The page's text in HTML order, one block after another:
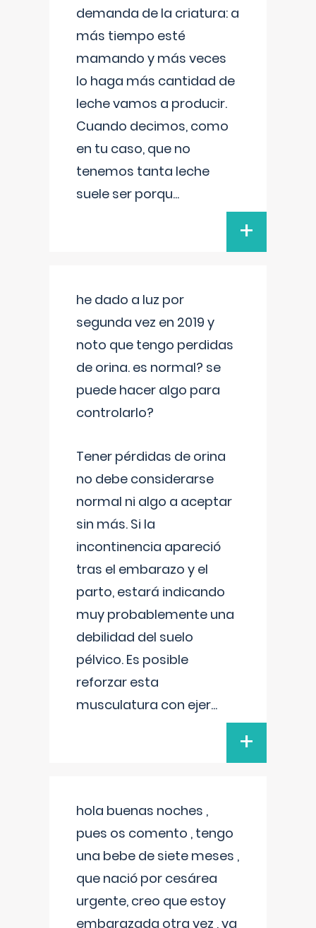
demanda de la criatura: a
más tiempo esté
mamando y más veces
lo haga más cantidad de
leche vamos a producir.
Cuando decimos, como
en tu caso, que no
tenemos tanta leche
suele ser porqu...
+
he dado a luz por
segunda vez en 2019 y
noto que tengo perdidas
de orina. es normal? se
puede hacer algo para
controlarlo?
Tener pérdidas de orina
no debe considerarse
normal ni algo a aceptar
sin más. Si la
incontinencia apareció
tras el embarazo y el
parto, estará indicando
muy probablemente una
debilidad del suelo
pélvico. Es posible
reforzar esta
musculatura con ejer...
+
hola buenas noches ,
pues os comento , tengo
una bebe de siete meses ,
que nació por cesárea
urgente, creo que estoy
embarazada otra vez , ya